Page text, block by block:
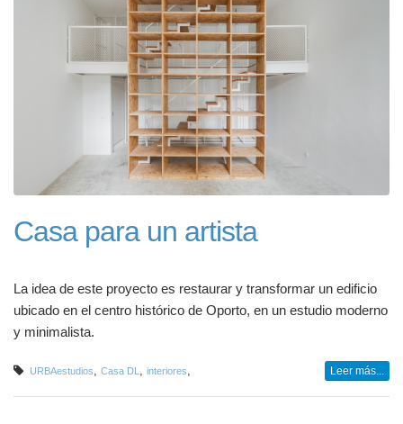
Casa para un artista
La idea de este proyecto es restaurar y transformar un edificio
ubicado en el centro histórico de Oporto, en un estudio moderno
y minimalista.
URBAestudios Casa DL interiores Leer más...